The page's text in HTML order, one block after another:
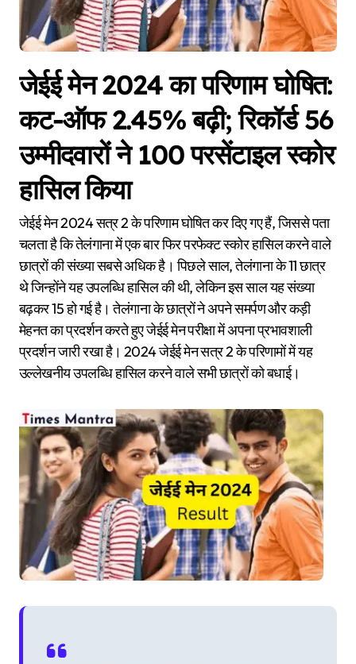
जेईई मेन 2024 का परिणाम घोषित:
कट-ऑफ 2.45% बढ़ी; रिकॉर्ड 56
उम्मीदवारों ने 100 परसेंटाइल स्कोर
हासिल किया
जेईई मेन 2024 सत्र 2 के परिणाम घोषित कर दिए गए हैं, जिससे पता
चलता है कि तेलंगाना में एक बार फिर परफेक्ट स्कोर हासिल करने वाले
छात्रों की संख्या सबसे अधिक है। पिछले साल, तेलंगाना के 11 छात्र
थे जिन्होंने यह उपलब्धि हासिल की थी, लेकिन इस साल यह संख्या
बढ़कर 15 हो गई है। तेलंगाना के छात्रों ने अपने समर्पण और कड़ी
मेहनत का प्रदर्शन करते हुए जेईई मेन परीक्षा में अपना प्रभावशाली
प्रदर्शन जारी रखा है। 2024 जेईई मेन सत्र 2 के परिणामों में यह
उल्लेखनीय उपलब्धि हासिल करने वाले सभी छात्रों को बधाई।